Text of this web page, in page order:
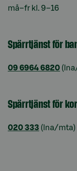
må–fr kl. 9–16
Spärrtjänst för
09 6964 6820
Spärrtjänst för
020 333 (lna/mta)